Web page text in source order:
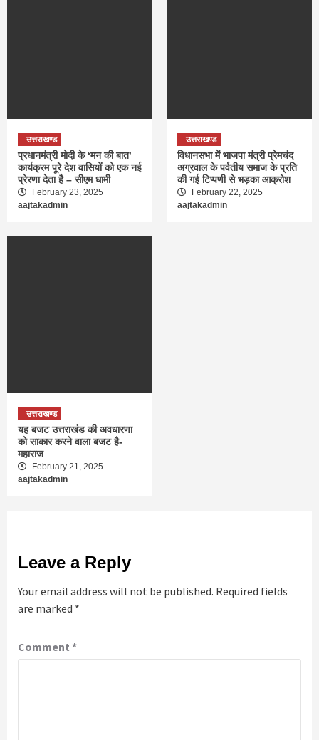
उत्तराखण्ड
प्रधानमंत्री मोदी के ‘मन की बात’
कार्यक्रम पूरे देश वासियों को एक नई
प्रेरणा देता है – सीएम धामी
February 23, 2025
aajtakadmin
उत्तराखण्ड
विधानसभा में भाजपा मंत्री प्रेमचंद
अग्रवाल के पर्वतीय समाज के प्रति
की गई टिप्पणी से भड़का आक्रोश
February 22, 2025
aajtakadmin
उत्तराखण्ड
यह बजट उत्तराखंड की अवधारणा
को साकार करने वाला बजट है-
महाराज
February 21, 2025
aajtakadmin
Leave a Reply
Your email address will not be published. Required fields
are marked *
Comment *